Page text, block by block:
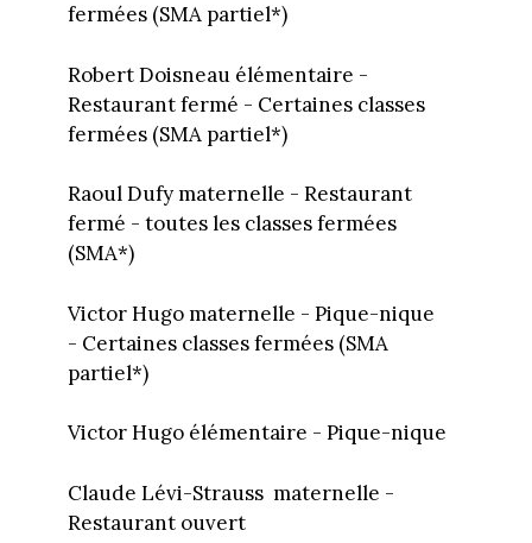
fermées (SMA partiel*)
Robert Doisneau élémentaire -
Restaurant fermé - Certaines classes
fermées (SMA partiel*)
Raoul Dufy maternelle - Restaurant
fermé - toutes les classes fermées
(SMA*)
Victor Hugo maternelle - Pique-nique
- Certaines classes fermées (SMA
partiel*)
Victor Hugo élémentaire - Pique-nique
Claude Lévi-Strauss maternelle -
Restaurant ouvert